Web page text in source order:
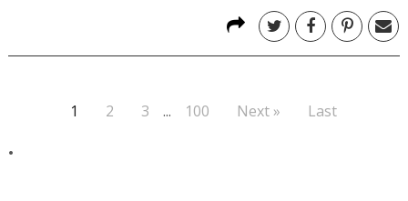
1 2 3 ... 100 Next » Last
.